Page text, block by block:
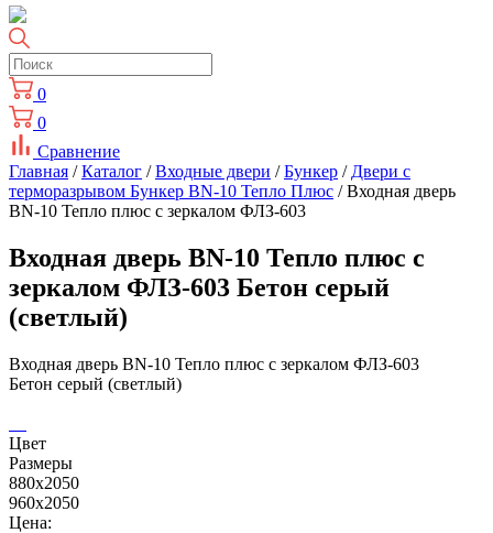
0
0
Сравнение
Главная /Каталог /Входные двери /Бункер / Двери с
терморазрывом Бункер BN-10 Тепло Плюс / Входная дверь
BN-10 Тепло плюс с зеркалом ФЛЗ-603
Входная дверь BN-10 Тепло плюс с
зеркалом ФЛЗ-603 Бетон серый
(светлый)
Входная дверь BN-10 Тепло плюс с зеркалом ФЛЗ-603
Бетон серый (светлый)
Цвет
Размеры
880x2050
960x2050
Цена: